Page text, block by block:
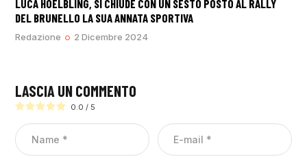
LUCA HOELBLING, SI CHIUDE CON UN SESTO POSTO AL RALLY
DEL BRUNELLO LA SUA ANNATA SPORTIVA
Redazione 2 Dicembre 2024
LASCIA UN COMMENTO
0.0 / 5